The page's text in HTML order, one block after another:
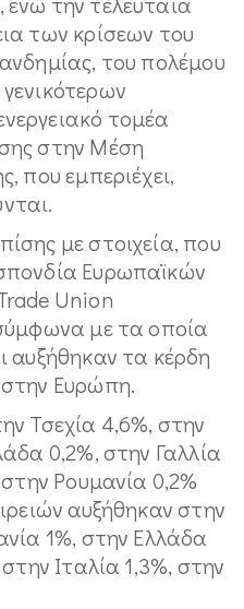
των κρίσεων του
του πολέμου
τομέα
στην Μέση
που εμπεριέχει,
με στοιχεία, που
Ευρωπαϊκών
Union
με τα οποία
αυξήθηκαν τα κέρδη
Ευρώπη.
Τσεχία 4,6%, στην
0,2%, στην Γαλλία
Ρουμανία 0,2%
αυξήθηκαν στην
1%, στην Ελλάδα
Ιταλία 1,3%, στην